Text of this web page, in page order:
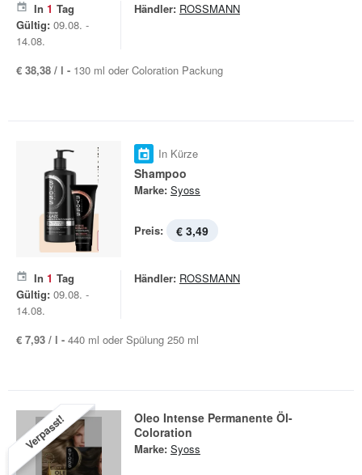
In 1 Tag
Gültig: 09.08. -
14.08.
Händler: ROSSMANN
€ 38,38 / l - 130 ml oder Coloration Packung
In Kürze
Shampoo
Marke: Syoss
Preis: € 3,49
In 1 Tag
Gültig: 09.08. -
14.08.
Händler: ROSSMANN
€ 7,93 / l - 440 ml oder Spülung 250 ml
Verpasst!
Oleo Intense Permanente Öl-
Coloration
Marke: Syoss